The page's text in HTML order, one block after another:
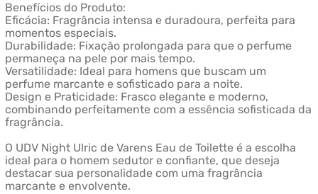
Benefícios do Produto:
Eficácia: Fragrância intensa e duradoura, perfeita para
momentos especiais.
Durabilidade: Fixação prolongada para que o perfume
permaneça na pele por mais tempo.
Versatilidade: Ideal para homens que buscam um
perfume marcante e sofisticado para a noite.
Design e Praticidade: Frasco elegante e moderno,
combinando perfeitamente com a essência sofisticada da
fragrância.
O UDV Night Ulric de Varens Eau de Toilette é a escolha
ideal para o homem sedutor e confiante, que deseja
destacar sua personalidade com uma fragrância
marcante e envolvente.